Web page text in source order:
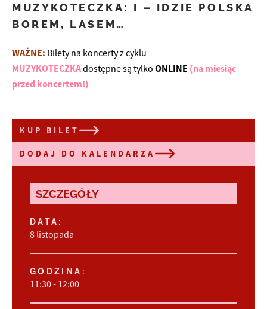
MUZYKOTECZKA: I – IDZIE POLSKA
BOREM, LASEM…
WAŻNE: Bilety na koncerty z cyklu
MUZYKOTECZKAdostępne są tylko ONLINE (na miesiąc
przed koncertem!)
KUP BILET
DODAJ DO KALENDARZA
SZCZEGÓŁY
DATA:
8 listopada
GODZINA:
11:30 - 12:00